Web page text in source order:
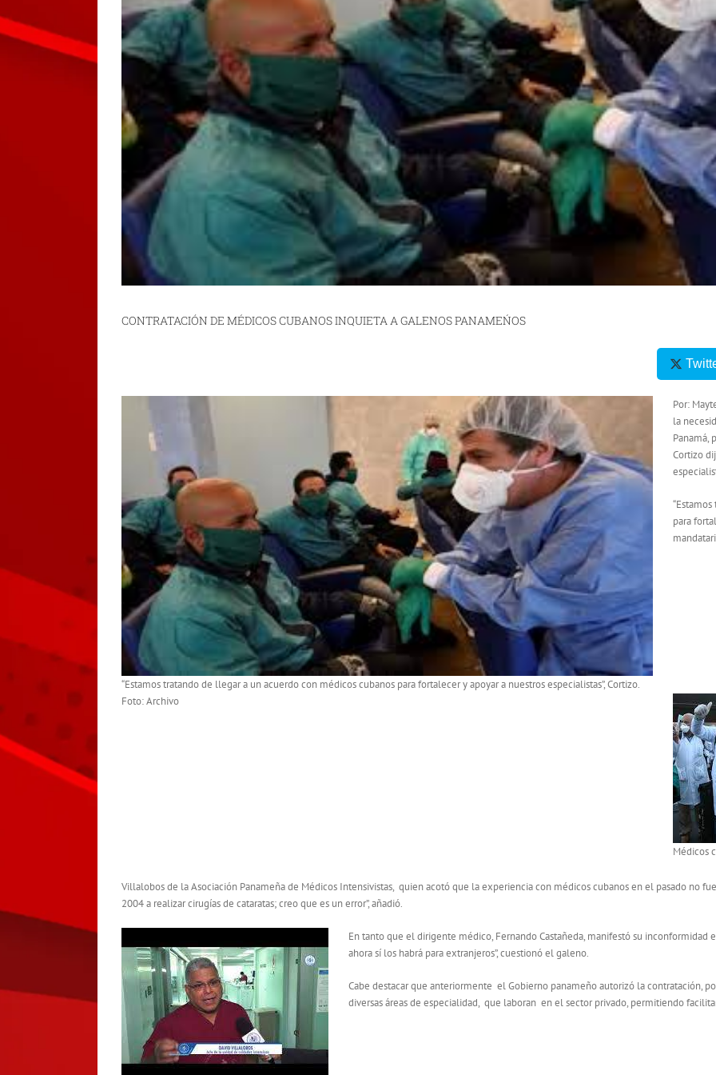
CONTRATACIÓN DE MÉDICOS CUBANOS INQUIETA A GALENOS PANAMEŃOS
“Estamos tratando de llegar a un acuerdo con médicos cubanos para fortalecer y apoyar a nuestros especialistas”, Cortizo.
Foto: Archivo
Por:
la
Panamá,
Cortizo
para
Médicos
Villalobos de la Asociación Panameña de Médicos Intensivistas, quien acotó que la experiencia con médicos cubanos en el pasado no
2004 a realizar cirugías de cataratas; creo que es un error”, añadió.
En tanto que el dirigente médico, Fernando Castañeda, manifestó su
ahora sí los habrá para extranjeros”, cuestionó el galeno.
Cabe destacar que anteriormente el Gobierno panameño autorizó la contratación,
diversas áreas de especialidad, que laboran en el sector privado, permitiendo